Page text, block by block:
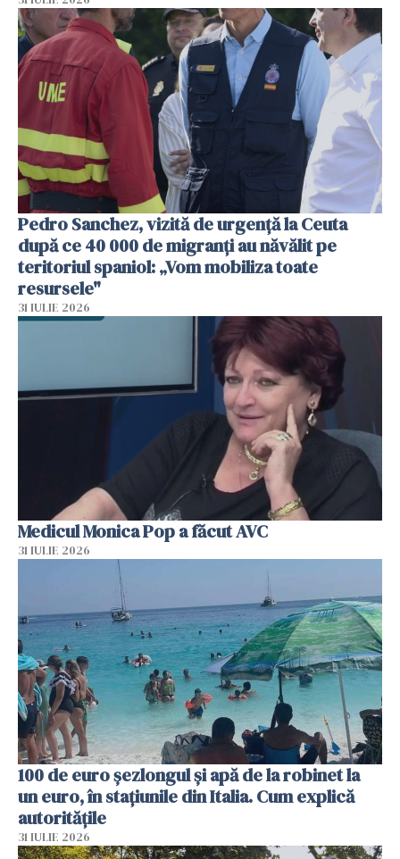
Pedro Sanchez, vizită de urgență la Ceuta
după ce 40 000 de migranți au năvălit pe
teritoriul spaniol: „Vom mobiliza toate
resursele"
31 IULIE 2026
Medicul Monica Pop a făcut AVC
31 IULIE 2026
100 de euro șezlongul și apă de la robinet la
un euro, în stațiunile din Italia. Cum explică
autoritățile
31 IULIE 2026